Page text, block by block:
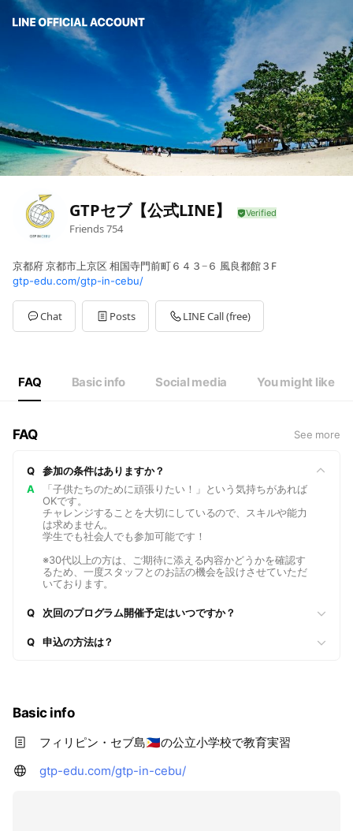
GTPセブ【公式LINE】
Friends754
京都府 京都市上京区 相国寺門前町６４３−６ 風良都館３F
gtp-edu.com/gtp-in-cebu/
Chat Posts LINE Call (free)
FAQ Basic info Social media You might like
FAQ See more
Q
参加の条件はありますか？
A
「子供たちのために頑張りたい！」という気持ちがあれば
OKです。
チャレンジすることを大切にしているので、スキルや能力
は求めません。
学生でも社会人でも参加可能です！
※30代以上の方は、ご期待に添える内容かどうかを確認す
るため、一度スタッフとのお話の機会を設けさせていただ
いております。
Q 次回のプログラム開催予定はいつですか？
Q 申込の方法は？
Basic info
フィリピン・セブ島🇵🇭の公立小学校で教育実習
gtp-edu.com/gtp-in-cebu/